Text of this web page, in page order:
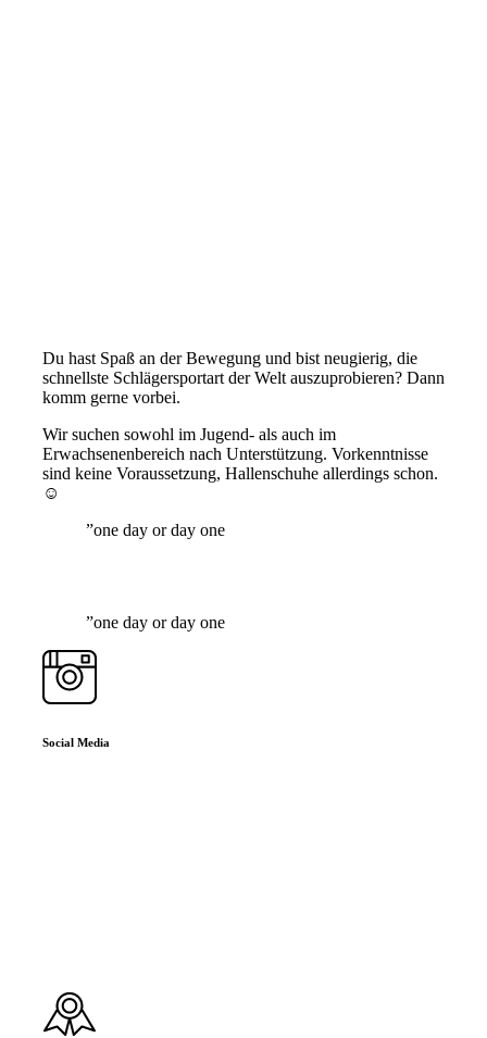
Du hast Spaß an der Bewegung und bist neugierig, die
schnellste Schlägersportart der Welt auszuprobieren? Dann
komm gerne vorbei.
Wir suchen sowohl im Jugend- als auch im
Erwachsenenbereich nach Unterstützung. Vorkenntnisse
sind keine Voraussetzung, Hallenschuhe allerdings schon.
☺
”one day or day one
”one day or day one
Social Media